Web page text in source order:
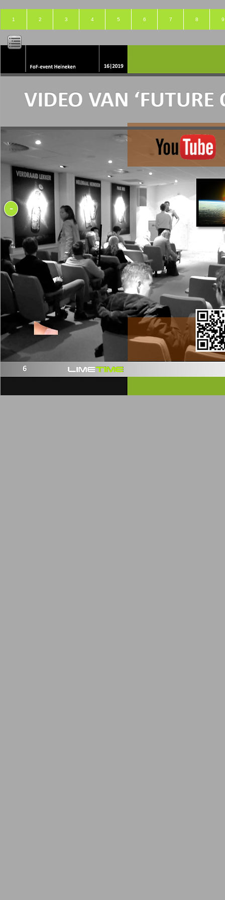
1 2 3 4 5 6 7 8 9
-